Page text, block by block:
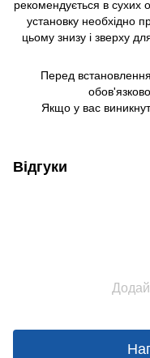
рекомендується в сухих
установку необхідно
цьому знизу і зверху
Перед
Якщо у вас
Відгуки